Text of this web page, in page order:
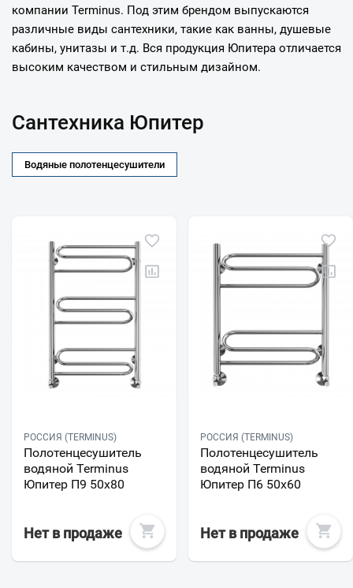
компании Terminus. Под этим брендом выпускаются
различные виды сантехники, такие как ванны, душевые
кабины, унитазы и т.д. Вся продукция Юпитера отличается
высоким качеством и стильным дизайном.
Сантехника Юпитер
Водяные полотенцесушители
РОССИЯ (TERMINUS)
Полотенцесушитель
водяной Terminus
Юпитер П9 50х80
Нет в продаже
РОССИЯ (TERMINUS)
Полотенцесушитель
водяной Terminus
Юпитер П6 50х60
Нет в продаже